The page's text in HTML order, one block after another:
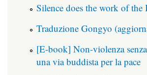
Silence does the work of the
Traduzione Gongyo
[E-book] Non-violenza
una via buddista per la pace